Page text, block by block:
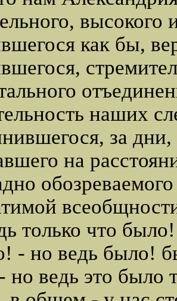
высокого
как бы,
наших
за
на
только что
- но ведь было!
но ведь это было